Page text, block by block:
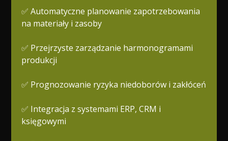
✅ Automatyczne planowanie zapotrzebowania
na materiały i zasoby
✅ Przejrzyste zarządzanie harmonogramami
produkcji
✅ Prognozowanie ryzyka niedoborów i zakłóceń
✅ Integracja z systemami ERP, CRM i
księgowymi